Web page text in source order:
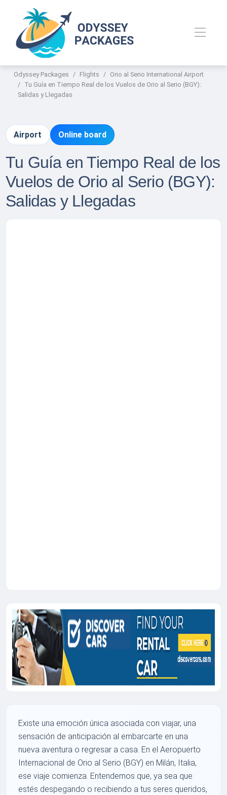
Odyssey Packages Flights
Orio al Serio International Airport
Tu Guía en Tiempo Real de los Vuelos de Orio al Serio (BGY):
Salidas y Llegadas
Airport Online board
Tu Guía en Tiempo Real de los
Vuelos de Orio al Serio (BGY):
Salidas y Llegadas
Existe una emoción única asociada con viajar, una
sensación de anticipación al embarcarte en una
nueva aventura o regresar a casa. En el Aeropuerto
Internacional de Orio al Serio (BGY) en Milán, Italia,
ese viaje comienza. Entendemos que, ya sea que
estés despegando o recibiendo a tus seres queridos,